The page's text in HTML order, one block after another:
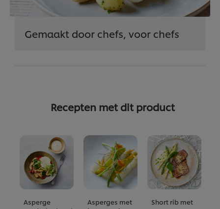
Gemaakt door chefs, voor chefs
Recepten met dit product
Asperge
Asperges met
Short rib met